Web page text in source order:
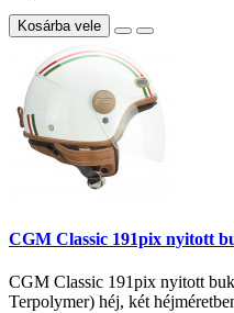
Kosárba vele
CGM Classic 191pix nyitott
CGM Classic 191pix nyitott
Terpolymer) héj, két